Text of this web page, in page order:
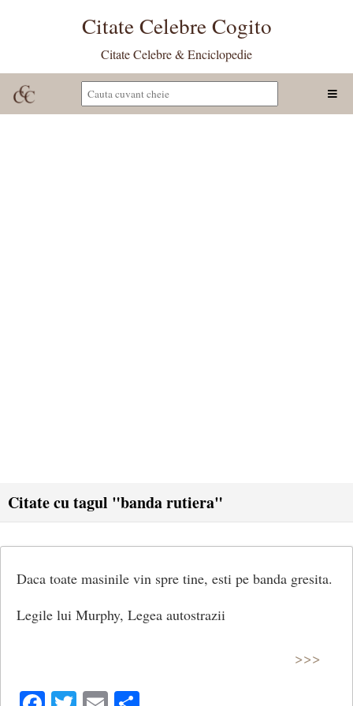
Citate Celebre Cogito
Citate Celebre & Enciclopedie
Citate cu tagul "banda rutiera"
Daca toate masinile vin spre tine, esti pe banda gresita.
Legile lui Murphy, Legea autostrazii
>>>